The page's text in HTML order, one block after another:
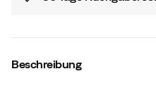
Beschreibung